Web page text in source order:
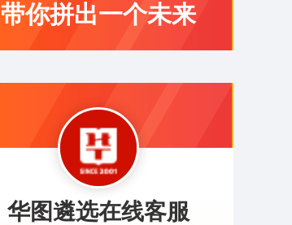
带你拼出一个未来
华图遴选在线客服